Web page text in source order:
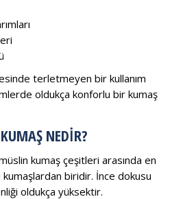
terletmeyen bir kullanım
oldukça konforlu bir kumaş
NEDIR?
kumaş çeşitleri arasında en
biridir. İnce dokusu
oldukça yüksektir.